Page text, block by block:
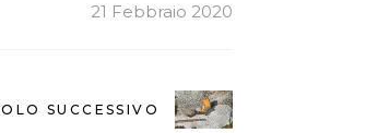
21 Febbraio 2020
SUCCESSIVO